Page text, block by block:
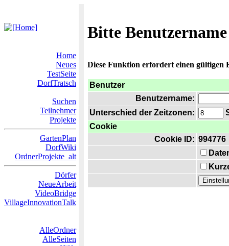
Bitte
Home
Neues
TestSeite
DorfTratsch
Suchen
Teilnehmer
Projekte
GartenPlan
DorfWiki
OrdnerProjekte_alt
Dörfer
NeueArbeit
VideoBridge
VillageInnovationTalk
AlleOrdner
AlleSeiten
Diese Funktion erfordert einen gültigen
Benutzer
Benutzername:
Unterschied der Zeitzonen:
Cookie
Cookie ID: 994776